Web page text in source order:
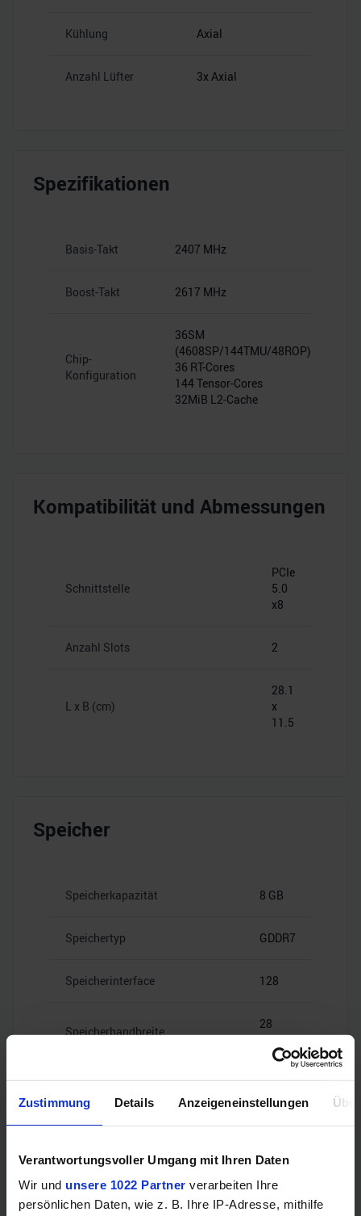
Zustimmung Details Anzeigeneinstellungen
Verantwortungsvoller Umgang mit Ihren Daten
Wir und unsere 1022 Partner verarbeiten Ihre
persönlichen Daten, wie z. B. Ihre IP-Adresse, mithilfe
Kühlung Axial
Anzahl Lüfter 3x Axial
Spezifikationen
Basis-Takt 2407 MHz
Boost-Takt 2617 MHz
Chip-
Konfiguration
36SM
(4608SP/144TMU/48ROP)
36 RT-Cores
144 Tensor-Cores
32MiB L2-Cache
Kompatibilität und Abmessungen
Schnittstelle
PCIe
5.0
x8
Anzahl Slots 2
L x B (cm)
28.1
x
11.5
Speicher
Speicherkapazität 8 GB
Speichertyp GDDR7
Speicherinterface 128
Speicherbandbreite
28
Gbps
1x HDMI